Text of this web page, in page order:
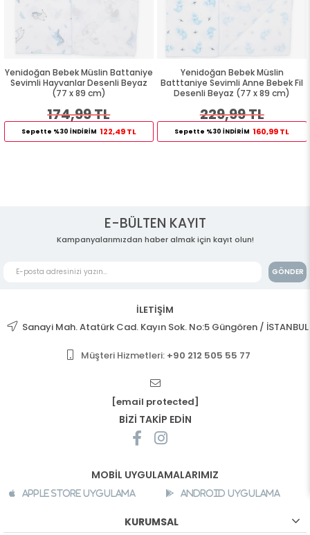
Yenidoğan Bebek Müslin Battaniye
Sevimli Hayvanlar Desenli Beyaz
(77 x 89 cm)
174,99 TL
Sepette %30 İNDİRİM 122,49 TL
Yenidoğan Bebek Müslin
Batttaniye Sevimli Anne Bebek Fil
Desenli Beyaz (77 x 89 cm)
229,99 TL
Sepette %30 İNDİRİM 160,99 TL
E-BÜLTEN KAYIT
Kampanyalarımızdan haber almak için kayıt olun!
GÖNDER
İLETİŞİM
Sanayi Mah. Atatürk Cad. Kayın Sok. No:5 Güngören / İSTANBUL
Müşteri Hizmetleri: +90 212 505 55 77
[email protected]
BİZİ TAKİP EDİN
MOBİL UYGULAMALARIMIZ
Apple Store Uygulama Android Uygulama
KURUMSAL